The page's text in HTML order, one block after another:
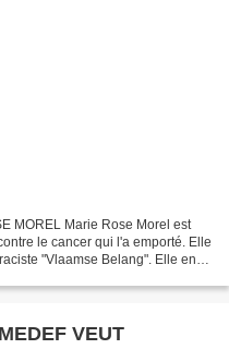
MOREL Marie Rose Morel est
le cancer qui l'a emporté. Elle
"Vlaamse Belang". Elle en a
VEUT